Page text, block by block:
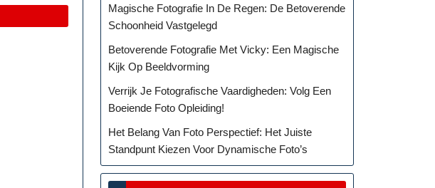
Magische Fotografie In De Regen: De Betoverende
Schoonheid Vastgelegd
Betoverende Fotografie Met Vicky: Een Magische
Kijk Op Beeldvorming
Verrijk Je Fotografische Vaardigheden: Volg Een
Boeiende Foto Opleiding!
Het Belang Van Foto Perspectief: Het Juiste
Standpunt Kiezen Voor Dynamische Foto’s